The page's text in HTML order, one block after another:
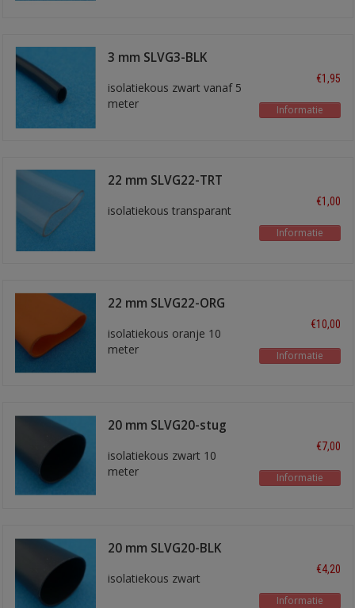
3 mm SLVG3-BLK
isolatiekous zwart vanaf 5
meter
€1,95
Informatie
22 mm SLVG22-TRT
isolatiekous transparant
€1,00
Informatie
22 mm SLVG22-ORG
isolatiekous oranje 10
meter
€10,00
Informatie
20 mm SLVG20-stug
isolatiekous zwart 10
meter
€7,00
Informatie
20 mm SLVG20-BLK
isolatiekous zwart
€4,20
Informatie